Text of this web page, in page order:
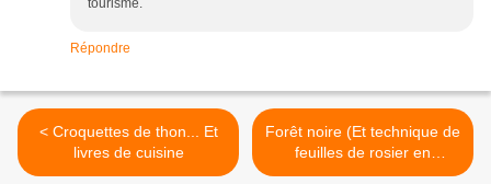
tourisme.
Répondre
< Croquettes de thon... Et
livres de cuisine
Forêt noire (Et technique de
feuilles de rosier en
chocolat) >